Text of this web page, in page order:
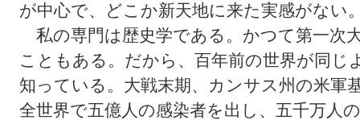
が中心で、どこか新天地に来た実感がない
私の専門は歴史学である。かつて第一次
こともある。だから、百年前の世界が同
知っている。大戦末期、カンサス州の米軍
全世界で五億人の感染者を出し、五千万人